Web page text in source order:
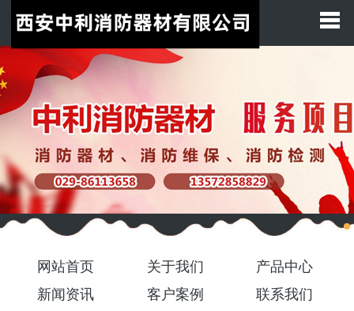
产品展示
客户案例
联系我们
网站首页 关于我们
产品中心
新闻资讯
客户案例 联系我们